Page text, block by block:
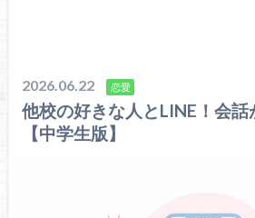
2026.06.22 恋愛
他校の好きな人とLINE！会
【中学生版】